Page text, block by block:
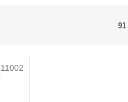
91